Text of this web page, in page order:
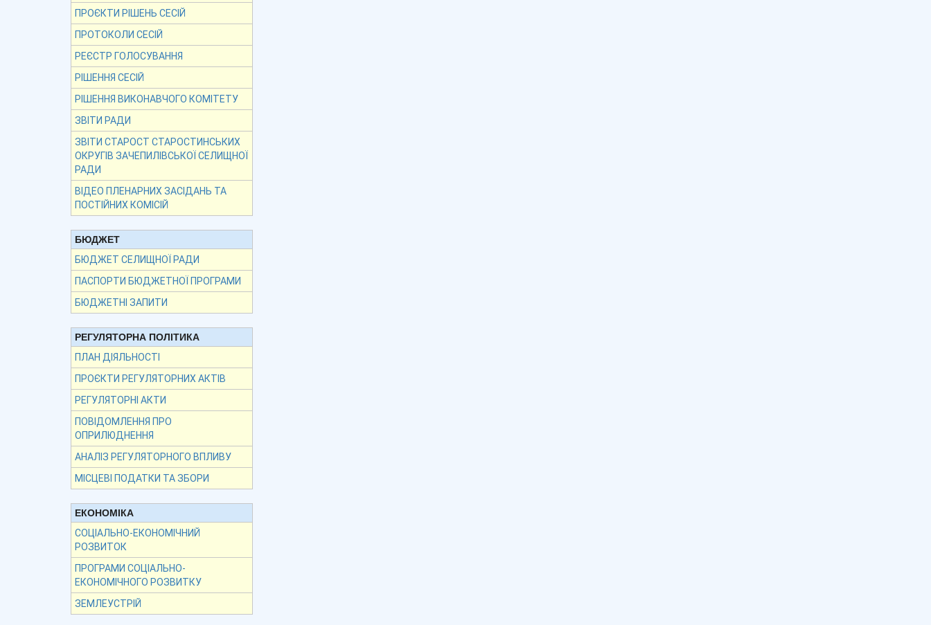
ПРОЄКТИ РІШЕНЬ СЕСІЙ
ПРОТОКОЛИ СЕСІЙ
РЕЄСТР ГОЛОСУВАННЯ
РІШЕННЯ СЕСІЙ
РІШЕННЯ ВИКОНАВЧОГО КОМІТЕТУ
ЗВІТИ РАДИ
ЗВІТИ СТАРОСТ СТАРОСТИНСЬКИХ
ОКРУГІВ ЗАЧЕПИЛІВСЬКОЇ СЕЛИЩНОЇ
РАДИ
ВІДЕО ПЛЕНАРНИХ ЗАСІДАНЬ ТА
ПОСТІЙНИХ КОМІСІЙ
БЮДЖЕТ
БЮДЖЕТ СЕЛИЩНОЇ РАДИ
ПАСПОРТИ БЮДЖЕТНОЇ ПРОГРАМИ
БЮДЖЕТНІ ЗАПИТИ
РЕГУЛЯТОРНА ПОЛІТИКА
ПЛАН ДІЯЛЬНОСТІ
ПРОЄКТИ РЕГУЛЯТОРНИХ АКТІВ
РЕГУЛЯТОРНІ АКТИ
ПОВІДОМЛЕННЯ ПРО
ОПРИЛЮДНЕННЯ
АНАЛІЗ РЕГУЛЯТОРНОГО ВПЛИВУ
МІСЦЕВІ ПОДАТКИ ТА ЗБОРИ
ЕКОНОМІКА
СОЦІАЛЬНО-ЕКОНОМІЧНИЙ
РОЗВИТОК
ПРОГРАМИ СОЦІАЛЬНО-
ЕКОНОМІЧНОГО РОЗВИТКУ
ЗЕМЛЕУСТРІЙ